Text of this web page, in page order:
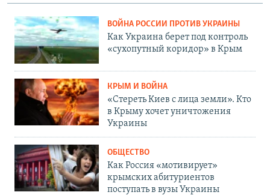
ВОЙНА РОССИИ ПРОТИВ УКРАИНЫ
Как Украина берет под контроль
«сухопутный коридор» в Крым
КРЫМ И ВОЙНА
«Стереть Киев с лица земли». Кто
в Крыму хочет уничтожения
Украины
ОБЩЕСТВО
Как Россия «мотивирует»
крымских абитуриентов
поступать в вузы Украины